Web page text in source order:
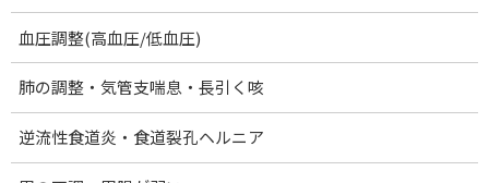
Facebook
Threads
Hatena
ホーム
血圧調整(高血圧/低血圧)
肺の調整・気管支喘息・長引く咳
逆流性食道炎・食道裂孔ヘルニア